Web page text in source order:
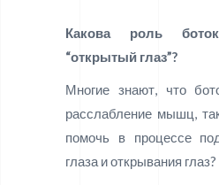
Какова роль
“открытый глаз”?
Многие знают, что
расслабление мышц,
помочь в процессе
глаза и открывания глаз?